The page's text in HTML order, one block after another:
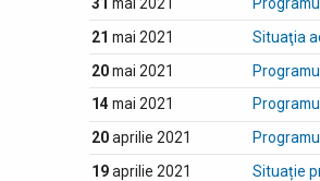
21 mai 2021
Situaţia
20mai 2021
14 mai 2021
20aprilie 2021
19aprilie 2021
Situație